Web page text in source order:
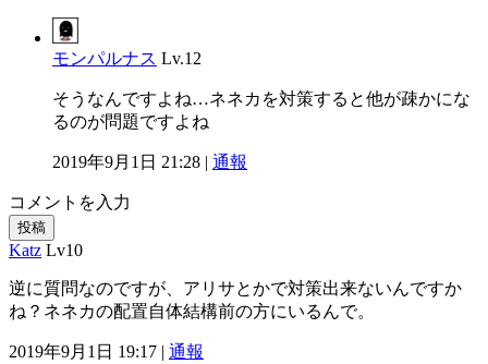
モンパルナス Lv.12
そうなんですよね…ネネカを対策すると他が疎かにな
るのが問題ですよね
2019年9月1日 21:28 | 通報
コメントを入力
投稿
Katz Lv10
逆に質問なのですが、アリサとかで対策出来ないんですか
ね？ネネカの配置自体結構前の方にいるんで。
2019年9月1日 19:17 | 通報